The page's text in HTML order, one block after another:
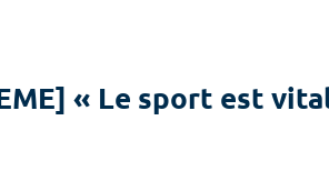
« Le sport est